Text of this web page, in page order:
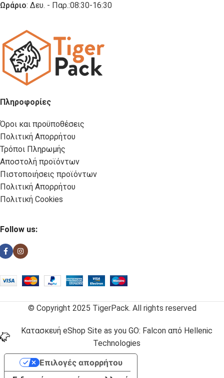
Ωράριο: Δευ. - Παρ.:08:30-16:30
Πληροφορίες
Όροι και προϋποθέσεις
Πολιτική Απορρήτου
Τρόποι Πληρωμής
Αποστολή προϊόντων
Πιστοποιήσεις προϊόντων
Πολιτική Απορρήτου
Πολιτική Cookies
Follow us:
© Copyright 2025 TigerPack. All rights reserved
Κατασκευή eShop Site as you GO: Falcon από Hellenic
Technologies
Επιλογές απορρήτου